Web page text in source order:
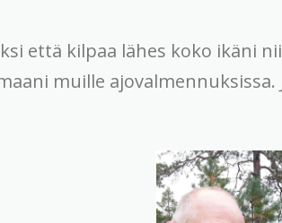
että kilpaa lähes koko ikäni
muille